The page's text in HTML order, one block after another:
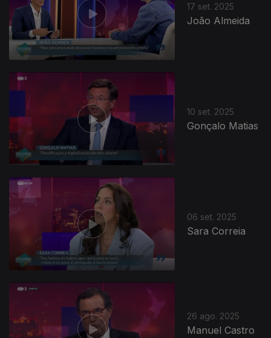
17 set. 2025
João Almeida
10 set. 2025
Gonçalo Matias
06 set. 2025
Sara Correia
26 ago. 2025
Manuel Castro
872086